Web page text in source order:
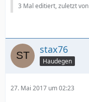
3 Mal editiert, zuletzt von
stax76
Haudegen
27. Mai 2017 um 02:23